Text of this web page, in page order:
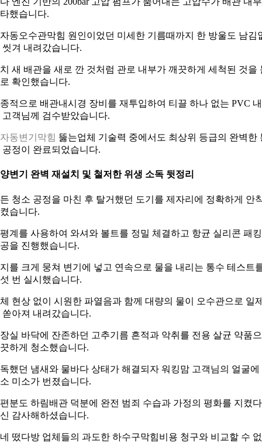
했습니다.
동오수관막힘 원인이었던 미세한 기름때까지 한 방울도 남김
씻겨 내려갔습니다.
새 배관을 새로 깐 것처럼 관로 내부가 깨끗하게 세척된 것을
확인했습니다.
적으로 배관내시경 장비를 재투입하여 티끌 하나 없는 PVC
고객님께 검수받았습니다.
동변기막힘 뚫는업체 기술력 중에서도 최상위 등급의 완벽한
공정이 완료되었습니다.
변기 완벽 재설치 및 철저한 위생 소독 뒷정리
청소 공정을 마친 후 탈거했던 도기를 제자리에 정확하게 안
습니다.
계를 사용하여 와셔와 볼트를 정밀 체결하고 항균 실리콘 패킹
을 진행했습니다.
를 크게 뭉쳐 변기에 넣고 연속으로 물을 내리는 통수 테스트
번 실시했습니다.
현상 없이 시원한 파열음과 함께 대량의 물이 오수관으로 일
쏟아져 내려갔습니다.
실 바닥에 잔존하던 고추기름 흔적과 악취를 전용 살균 약품
하게 청소했습니다.
했던 냄새와 물바다 상태가 해결되자 워킹맘 고객님의 얼굴에
미소가 번졌습니다.
분도 하림배관 덕분에 완전 범죄 수습과 가정의 평화를 지켰
감사해하셨습니다.
떴다방 업체들의 과도한 하수구막힘비용 청구와 비교할 수